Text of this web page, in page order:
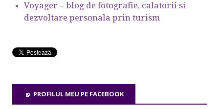
Voyager – blog de fotografie, calatorii si
dezvoltare personala prin turism
PROFILUL MEU PE FACEBOOK